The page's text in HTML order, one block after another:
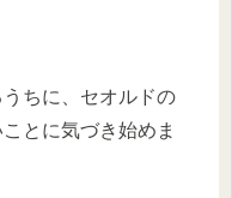
ちに、セオルドの
とに気づき始めま